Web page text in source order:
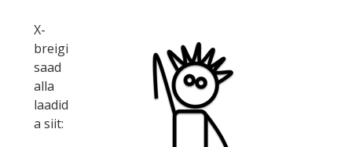
X-
breigi
saad
alla
laadid
a siit: